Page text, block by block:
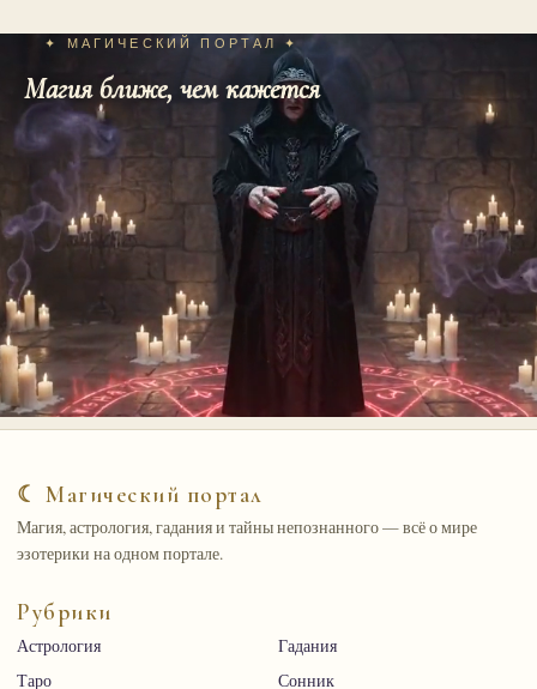
✦ МАГИЧЕСКИЙ ПОРТАЛ ✦
Магия ближе, чем кажется
☾ Магический портал
Магия, астрология, гадания и тайны непознанного — всё о мире
эзотерики на одном портале.
Рубрики
Астрология
Гадания
Таро
Сонник